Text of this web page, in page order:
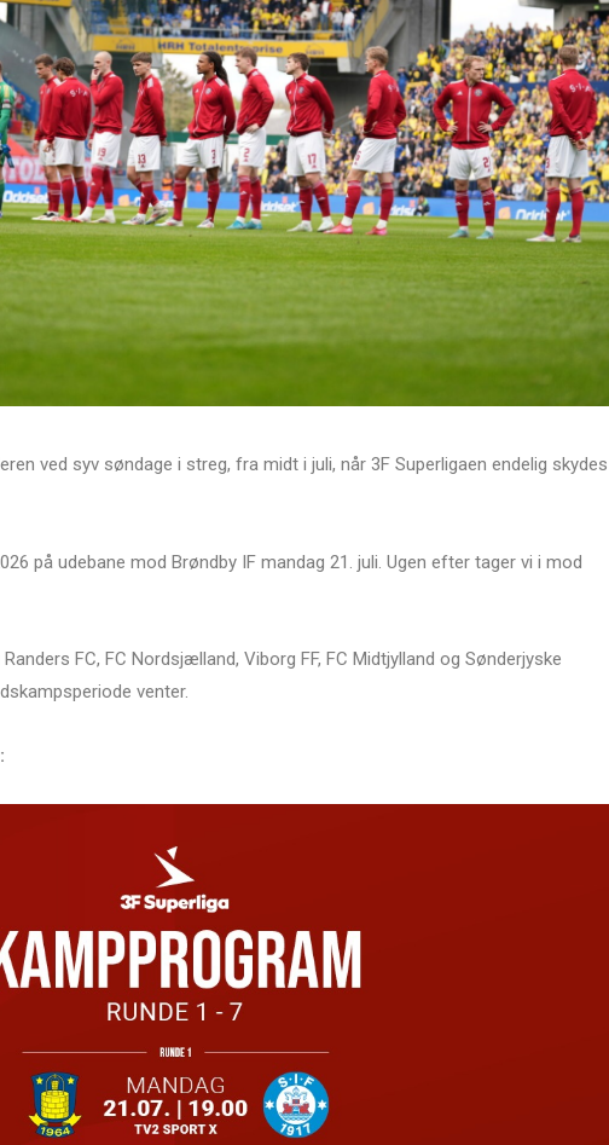
ved syv søndage i streg, fra midt i juli, når 3F Superligaen endelig
på udebane mod Brøndby IF mandag 21. juli. Ugen efter tager vi i mod
FC, FC Nordsjælland, Viborg FF, FC Midtjylland og Sønderjyske
venter.